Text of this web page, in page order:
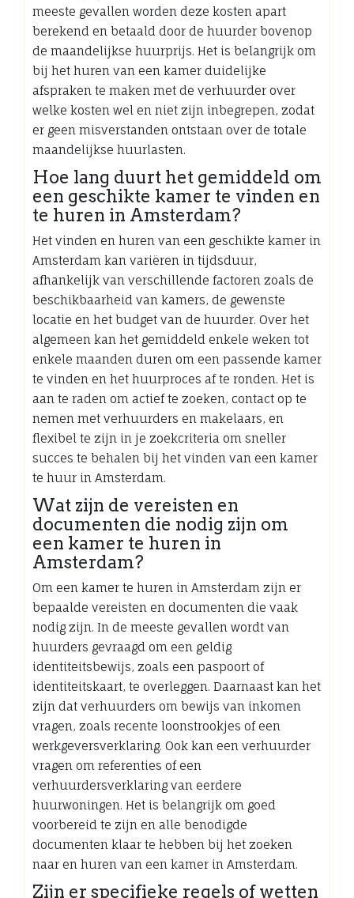
meeste gevallen worden deze kosten apart
berekend en betaald door de huurder bovenop
de maandelijkse huurprijs. Het is belangrijk om
bij het huren van een kamer duidelijke
afspraken te maken met de verhuurder over
welke kosten wel en niet zijn inbegrepen, zodat
er geen misverstanden ontstaan over de totale
maandelijkse huurlasten.
Hoe lang duurt het gemiddeld om
een geschikte kamer te vinden en
te huren in Amsterdam?
Het vinden en huren van een geschikte kamer in
Amsterdam kan variëren in tijdsduur,
afhankelijk van verschillende factoren zoals de
beschikbaarheid van kamers, de gewenste
locatie en het budget van de huurder. Over het
algemeen kan het gemiddeld enkele weken tot
enkele maanden duren om een passende kamer
te vinden en het huurproces af te ronden. Het is
aan te raden om actief te zoeken, contact op te
nemen met verhuurders en makelaars, en
flexibel te zijn in je zoekcriteria om sneller
succes te behalen bij het vinden van een kamer
te huur in Amsterdam.
Wat zijn de vereisten en
documenten die nodig zijn om
een kamer te huren in
Amsterdam?
Om een kamer te huren in Amsterdam zijn er
bepaalde vereisten en documenten die vaak
nodig zijn. In de meeste gevallen wordt van
huurders gevraagd om een geldig
identiteitsbewijs, zoals een paspoort of
identiteitskaart, te overleggen. Daarnaast kan het
zijn dat verhuurders om bewijs van inkomen
vragen, zoals recente loonstrookjes of een
werkgeversverklaring. Ook kan een verhuurder
vragen om referenties of een
verhuurdersverklaring van eerdere
huurwoningen. Het is belangrijk om goed
voorbereid te zijn en alle benodigde
documenten klaar te hebben bij het zoeken
naar en huren van een kamer in Amsterdam.
Zijn er specifieke regels of wetten